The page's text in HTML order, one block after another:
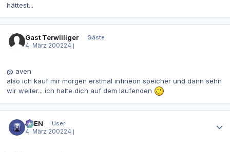
hättest...
Gast Terwilliger
Gäste
4. März 200224 j
@ aven
also ich kauf mir morgen erstmal infineon speicher und dann sehn
wir weiter... ich halte dich auf dem laufenden
AVEN
User
4. März 200224 j